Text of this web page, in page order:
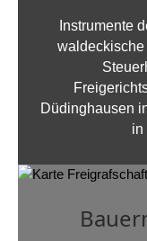
Instrumente
Düdinghausen
in